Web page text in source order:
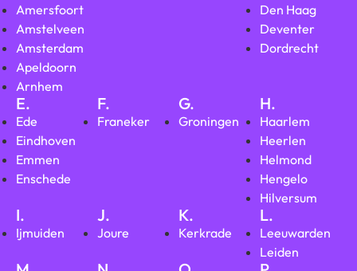
Amersfoort
Amstelveen
Amsterdam
Apeldoorn
Arnhem
Den Haag
Deventer
Dordrecht
E.
Ede
Eindhoven
Emmen
Enschede
F.
Franeker
G.
Groningen
H.
Haarlem
Heerlen
Helmond
Hengelo
Hilversum
I.
Ijmuiden
J.
Joure
K.
Kerkrade
L.
Leeuwarden
Leiden